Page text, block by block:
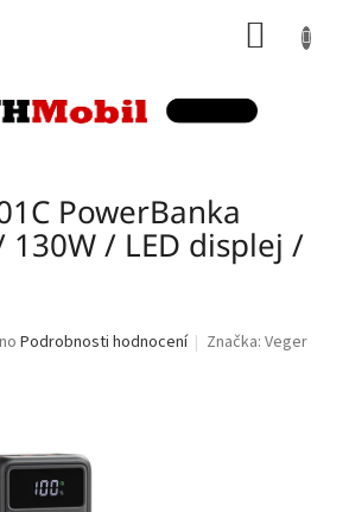
PowerBanka
130W / LED displej /
Podrobnosti hodnocení Značka:Veger